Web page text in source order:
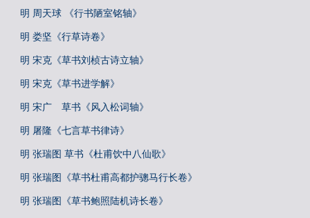
明 周天球 《行书陋室铭轴》
明 娄坚《行草诗卷》
明 宋克《草书刘桢古诗立轴》
明 宋克《草书进学解》
明 宋广 草书《风入松词轴》
明 屠隆《七言草书律诗》
明 张瑞图 草书《杜甫饮中八仙歌》
明 张瑞图《草书杜甫高都护骢马行长卷》
明 张瑞图《草书鲍照陆机诗长卷》